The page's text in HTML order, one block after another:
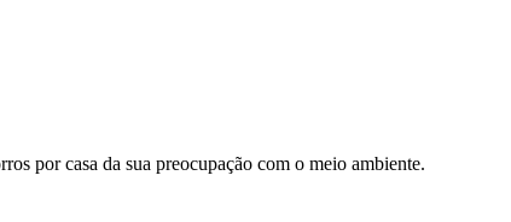
por casa da sua preocupação com o meio ambiente.